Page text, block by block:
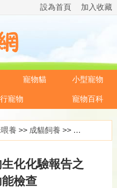
加入收藏
設為首頁
寵物貓 小型寵物
寵物 寵物百科
養 >> 成貓飼養 >> 教你看貓咪的生化化驗報告之腎功能檢查
化化驗報告之
檢查